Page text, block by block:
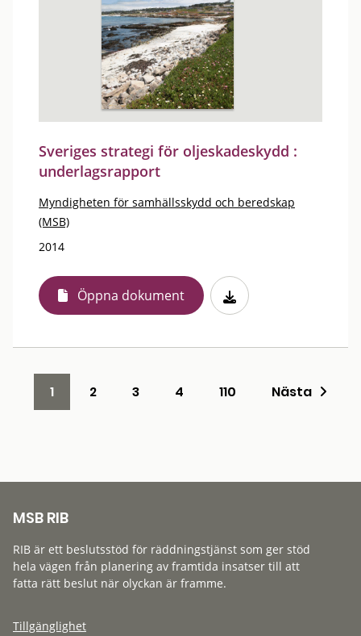
Sveriges strategi för oljeskadeskydd :
underlagsrapport
Myndigheten för samhällsskydd och beredskap
(MSB)
2014
Öppna dokument
1 2 3 4 110 Nästa
MSB RIB
RIB är ett beslutsstöd för räddningstjänst som ger stöd
hela vägen från planering av framtida insatser till att
fatta rätt beslut när olyckan är framme.
Tillgänglighet